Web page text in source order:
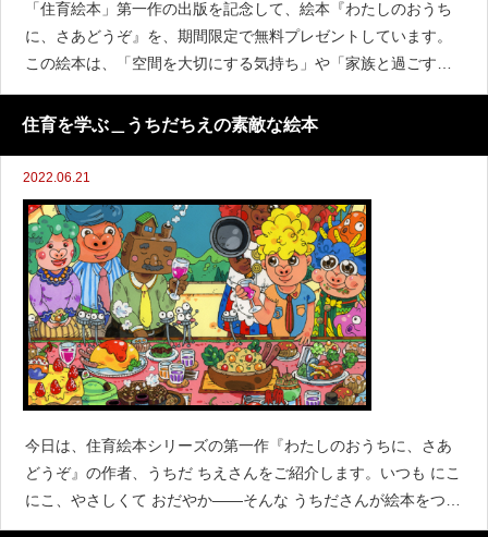
「住育絵本」第一作の出版を記念して、絵本『わたしのおうち
に、さあどうぞ』を、期間限定で無料プレゼントしています。
この絵本は、「空間を大切にする気持ち」や「家族と過ごす時
間の豊かさ」をテーマにした、心あたたまる住育の一冊です。
子どもが“好き”と感じる空間で安心して過ごすことは
住育を学ぶ＿うちだちえの素敵な絵本
2022.06.21
今日は、住育絵本シリーズの第一作『わたしのおうちに、さあ
どうぞ』の作者、うちだ ちえさんをご紹介します。いつも にこ
にこ、やさしくて おだやか――そんな うちださんが絵本をつく
るとき、まず大切にしたのは、「住育ってなんだろう？」を、